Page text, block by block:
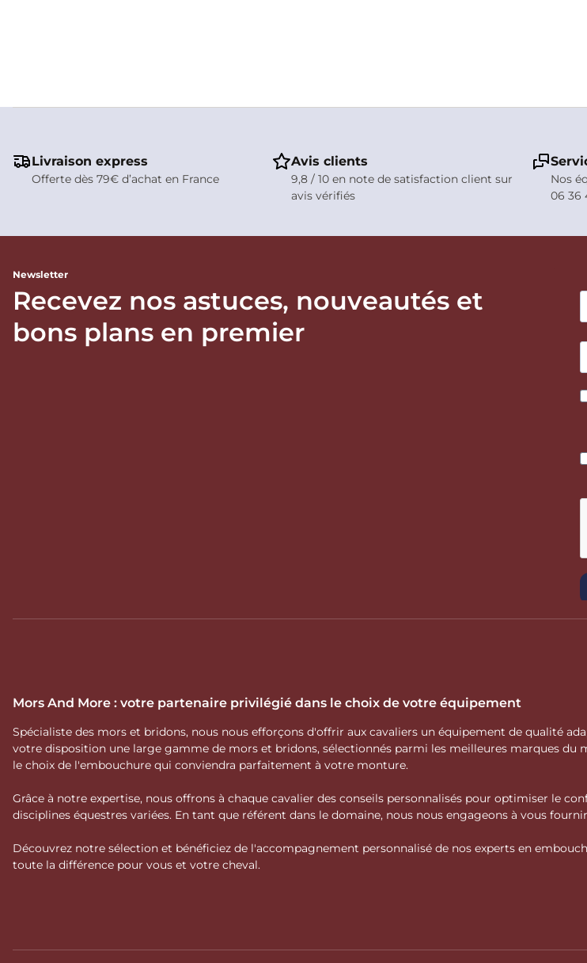
Livraison express
Offerte dès 79€ d’achat en France
Avis clients
9,8 / 10 en note de satisfaction client sur
avis vérifiés
Nos
06 36
Newsletter
Recevez nos astuces, nouveautés et
bons plans en premier
Mors And More : votre partenaire privilégié dans le choix de votre équipement
Spécialiste des mors et bridons, nous nous efforçons d'offrir aux cavaliers un équipement de qualité
votre disposition une large gamme de mors et bridons, sélectionnés parmi les meilleures marques du
le choix de l'embouchure qui conviendra parfaitement à votre monture.
Grâce à notre expertise, nous offrons à chaque cavalier des conseils personnalisés pour optimiser le
disciplines équestres variées. En tant que référent dans le domaine, nous nous engageons à vous
Découvrez notre sélection et bénéficiez de l'accompagnement personnalisé de nos experts en
toute la différence pour vous et votre cheval.